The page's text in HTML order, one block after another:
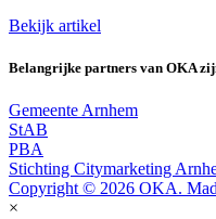
Bekijk artikel
Belangrijke partners van OKA
Gemeente Arnhem
StAB
PBA
Stichting Citymarketing
Copyright © 2026 OKA.
×